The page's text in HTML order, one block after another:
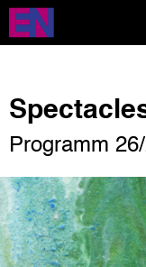
Direkt
zum
Inhalt
Programm